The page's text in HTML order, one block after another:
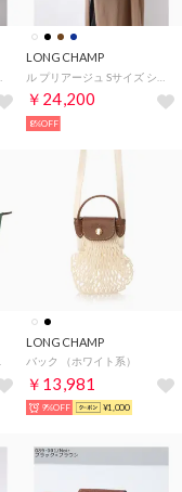
LONGCHAMP
￥24,200
8%OFF
LONGCHAMP
バック （ホワイト系）
￥13,981
9%OFF ¥1,000